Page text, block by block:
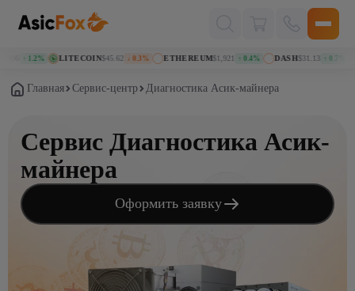
↑ 1.2% LITECOIN$45.62 ↓ 0.3% ETHEREUM$1,921 ↑ 0.4% DASH$31.13 ↑ 0.7%
Главная Сервис-центр Диагностика Асик-майнера
Сервис Диагностика Асик-
майнера
Оформить заявку